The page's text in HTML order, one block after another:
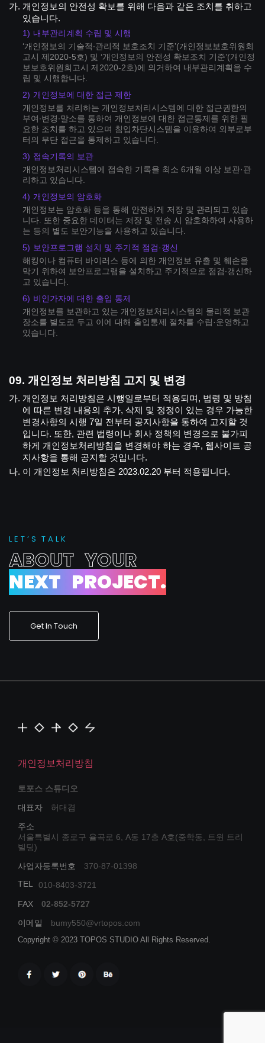
개인정보의 안전성 확보를 위해 다음과 같은 조치를 취하고
있습니다.
내부관리계획 수립 및 시행
‘개인정보의 기술적∙관리적 보호조치 기준’(개인정보보호위원회
고시 제2020-5호) 및 ‘개인정보의 안전성 확보조치 기준’(개인정
보보호위원회고시 제2020-2호)에 의거하여 내부관리계획을 수
립 및 시행합니다.
개인정보에 대한 접근 제한
개인정보를 처리하는 개인정보처리시스템에 대한 접근권한의
부여∙변경∙말소를 통하여 개인정보에 대한 접근통제를 위한 필
요한 조치를 하고 있으며 침입차단시스템을 이용하여 외부로부
터의 무단 접근을 통제하고 있습니다.
접속기록의 보관
개인정보처리시스템에 접속한 기록을 최소 6개월 이상 보관·관
리하고 있습니다.
개인정보의 암호화
개인정보는 암호화 등을 통해 안전하게 저장 및 관리되고 있습
니다. 또한 중요한 데이터는 저장 및 전송 시 암호화하여 사용하
는 등의 별도 보안기능을 사용하고 있습니다.
보안프로그램 설치 및 주기적 점검·갱신
해킹이나 컴퓨터 바이러스 등에 의한 개인정보 유출 및 훼손을
막기 위하여 보안프로그램을 설치하고 주기적으로 점검∙갱신하
고 있습니다.
비인가자에 대한 출입 통제
개인정보를 보관하고 있는 개인정보처리시스템의 물리적 보관
장소를 별도로 두고 이에 대해 출입통제 절차를 수립·운영하고
있습니다.
개인정보 처리방침 고지 및 변경
개인정보 처리방침은 시행일로부터 적용되며, 법령 및 방침
에 따른 변경 내용의 추가, 삭제 및 정정이 있는 경우 가능한
변경사항의 시행 7일 전부터 공지사항을 통하여 고지할 것
입니다. 또한, 관련 법령이나 회사 정책의 변경으로 불가피
하게 개인정보처리방침을 변경해야 하는 경우, 웹사이트 공
지사항을 통해 공지할 것입니다.
이 개인정보 처리방침은 2023.02.20 부터 적용됩니다.
LE T ’ S T A LK
ABOUT YOUR
NEXT PROJECT.
Get In Touch
개인정보처리방침
토포스 스튜디오
대표자
허대겸
주소
서울특별시 종로구 율곡로 6, A동 17층 A호(중학동, 트윈 트리
빌딩)
사업자등록번호
370-87-01398
TEL 010-8403-3721
FAX
02-852-5727
이메일
bumy550@vrtopos.com
Copyright © 2023 TOPOS STUDIO All Rights Reserved.